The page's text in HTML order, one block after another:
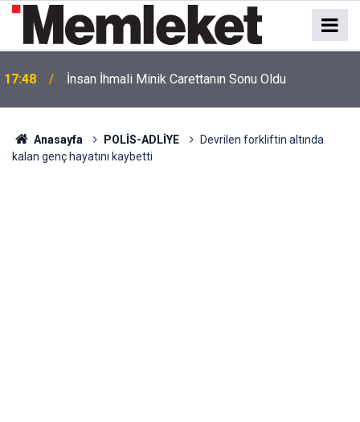
17:48 İnsan İhmali Minik Carettanın Sonu Oldu
Anasayfa POLİS-ADLİYE
Devrilen forkliftin altında
kalan genç hayatını kaybetti